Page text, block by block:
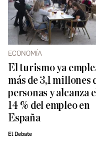
ECONOMÍA
El turismo ya
más de 3,1 millones
personas y alcanza el
14 % del empleo en
España
El Debate